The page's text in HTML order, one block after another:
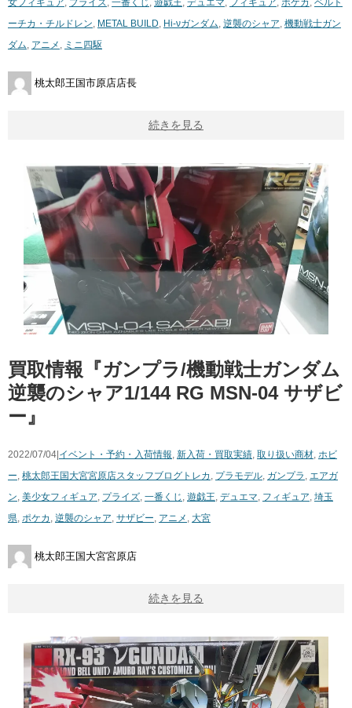
ーチカ・チルドレン METAL ​BUILD ​Hi-νガンダム 逆襲のシャア 機動戦士ガン
ダム アニメ ミニ四駆
桃太郎王国市原店店長
続きを見る
買取情報『ガンプラ/機動戦士ガンダム
​逆襲のシャア1/144 ​RG ​MSN-04 ​サザビ
ー』
2022/07/04| イベント・予約・入荷情報, 新入荷・買取実績, 取り扱い商材, ホビ
ー, 桃太郎王国大宮宮原店スタッフブログ トレカ , プラモデル, ガンプラ , エアガ
ン, 美少女フィギュア, プライズ, 一番くじ , 遊戯王, デュエマ, フィギュア, 埼玉
県, ポケカ , 逆襲のシャア, サザビー, アニメ , 大宮
桃太郎王国大宮宮原店
続きを見る